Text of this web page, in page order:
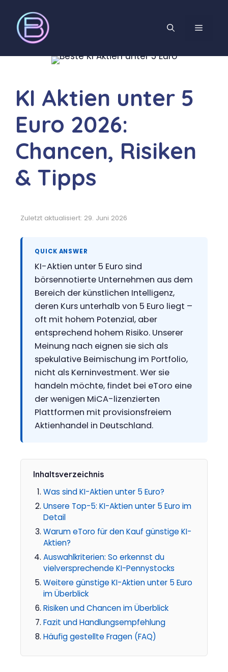
KI Aktien unter 5
Euro 2026:
Chancen, Risiken
& Tipps
Zuletzt aktualisiert: 29. Juni 2026
QUICK ANSWER
KI-Aktien unter 5 Euro sind
börsennotierte Unternehmen aus dem
Bereich der künstlichen Intelligenz,
deren Kurs unterhalb von 5 Euro liegt –
oft mit hohem Potenzial, aber
entsprechend hohem Risiko. Unserer
Meinung nach eignen sie sich als
spekulative Beimischung im Portfolio,
nicht als Kerninvestment. Wer sie
handeln möchte, findet bei eToro eine
der wenigen MiCA-lizenzierten
Plattformen mit provisionsfreiem
Aktienhandel in Deutschland.
Inhaltsverzeichnis
Was sind KI-Aktien unter 5 Euro?
Unsere Top-5: KI-Aktien unter 5 Euro im
Detail
Warum eToro für den Kauf günstige KI-
Aktien?
Auswahlkriterien: So erkennst du
vielversprechende KI-Pennystocks
Weitere günstige KI-Aktien unter 5 Euro
im Überblick
Risiken und Chancen im Überblick
Fazit und Handlungsempfehlung
Häufig gestellte Fragen (FAQ)